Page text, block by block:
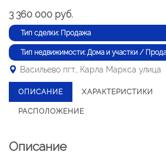
3 360 000 руб.
Тип сделки: Продажа
Тип недвижимости: Дома и участки /
Васильево пгт., Карла Маркса улица
ОПИСАНИЕ ХАРАКТЕРИСТИКИ
РАСПОЛОЖЕНИЕ
Описание